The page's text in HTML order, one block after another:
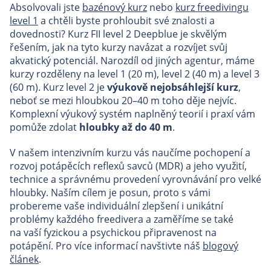
Absolvovali jste bazénový kurz nebo kurz freedivingu
level 1 a chtěli byste prohloubit své znalosti a
dovednosti? Kurz FII level 2 Deepblue je skvělým
řešením, jak na tyto kurzy navázat a rozvíjet svůj
akvatický potenciál. Narozdíl od jiných agentur, máme
kurzy rozděleny na level 1 (20 m), level 2 (40 m) a level 3
(60 m). Kurz level 2 jevýukově nejobsáhlejší kurz,
neboť se mezi hloubkou 20–40 m toho děje nejvíc.
Komplexní výukový systém naplněný teorií i praxí vám
pomůže zdolat hloubky až do 40 m.
V našem intenzivním kurzu vás naučíme pochopení a
rozvoj potápěcích reflexů savců (MDR) a jeho využití,
technice a správnému provedení vyrovnávání pro velké
hloubky. Naším cílem je posun, proto s vámi
probereme vaše individuální zlepšení i unikátní
problémy každého freedivera a zaměříme se také
na vaší fyzickou a psychickou připravenost na
potápění. Pro více informací navštivte náš blogový
článek.